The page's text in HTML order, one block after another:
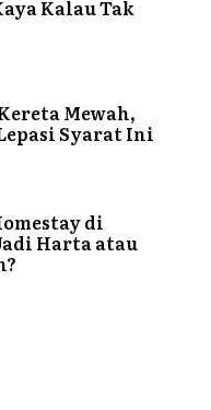
Kalau Tak
Mewah,
Syarat Ini
di
Harta atau